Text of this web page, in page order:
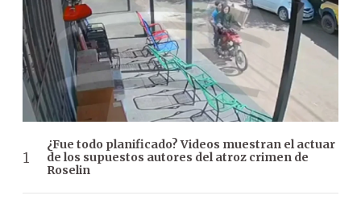
¿Fue todo planificado? Videos muestran el actuar
de los supuestos autores del atroz crimen de
Roselin